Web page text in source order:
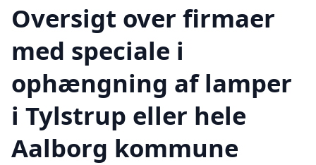
Oversigt over firmaer
med speciale i
ophængning af lamper
i Tylstrup eller hele
Aalborg kommune